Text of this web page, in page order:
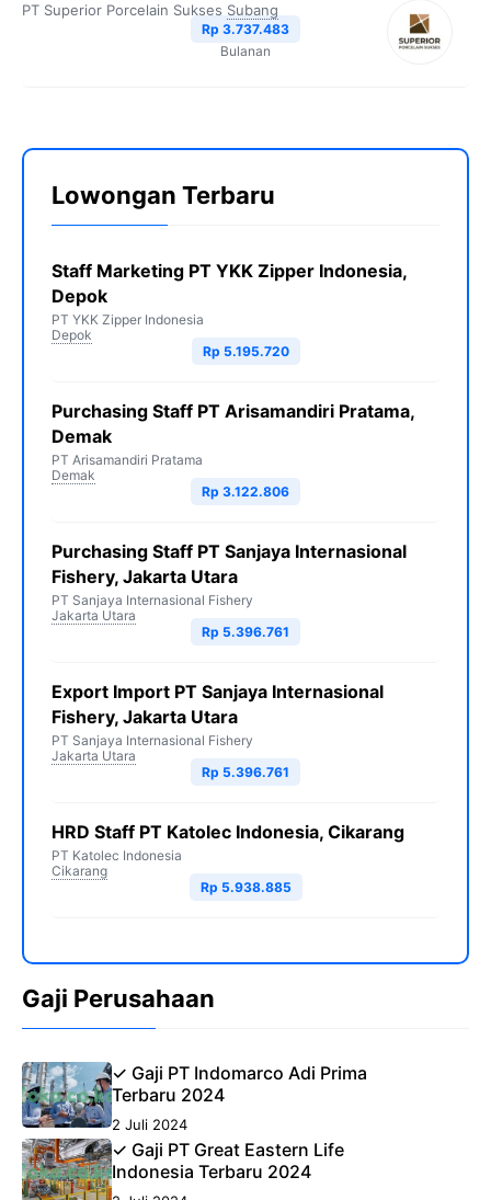
PT Superior Porcelain Sukses Subang
Rp 3.737.483
Bulanan
Lowongan Terbaru
Staff Marketing PT YKK Zipper Indonesia,
Depok
PT YKK Zipper Indonesia
Depok
Rp 5.195.720
Purchasing Staff PT Arisamandiri Pratama,
Demak
PT Arisamandiri Pratama
Demak
Rp 3.122.806
Purchasing Staff PT Sanjaya Internasional
Fishery, Jakarta Utara
PT Sanjaya Internasional Fishery
Jakarta Utara
Rp 5.396.761
Export Import PT Sanjaya Internasional
Fishery, Jakarta Utara
PT Sanjaya Internasional Fishery
Jakarta Utara
Rp 5.396.761
HRD Staff PT Katolec Indonesia, Cikarang
PT Katolec Indonesia
Cikarang
Rp 5.938.885
Gaji Perusahaan
✓ Gaji PT Indomarco Adi Prima
Terbaru 2024
2 Juli 2024
✓ Gaji PT Great Eastern Life
Indonesia Terbaru 2024